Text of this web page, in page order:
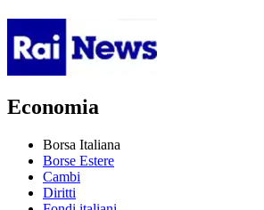
Economia
Borsa Italiana
Borse Estere
Cambi
Diritti